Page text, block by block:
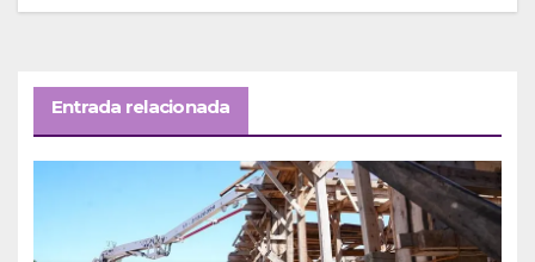
Entrada relacionada